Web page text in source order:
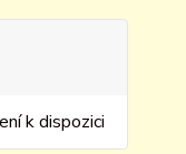
k dispozici